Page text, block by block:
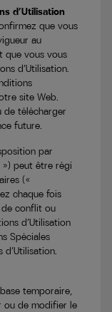
d’Utilisation
que vous
au
que vous vous
d’Utilisation.
site Web.
de télécharger
future.
par
») peut être régi
(«
chaque fois
de conflit ou
d’Utilisation
Spéciales
temporaire,
ou de modifier le